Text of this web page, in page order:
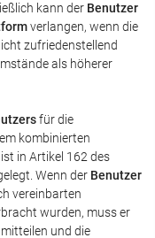
kann der Benutzer
verlangen, wenn die
zufriedenstellend
als höherer
für die
kombinierten
in Artikel 162 des
Wenn der Benutzer
vereinbarten
wurden, muss er
und die